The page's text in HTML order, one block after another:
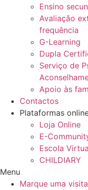
Ensino
Avaliação
frequência
G-Learning
Dupla
Serviço de
Apoio às
Contactos
Plataformas
Loja Online
E-
Escola
CHILDIARY
Menu
Marque uma visita